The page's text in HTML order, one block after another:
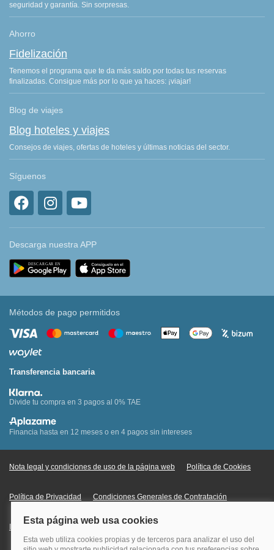
seguridad y garantía. Sin sorpresas.
Ahorro
Fidelización
Tenemos el programa que te da más saldo por todas tus reservas
finalizadas. Consigue más por lo que ya haces: ¡viajar!
Blog de viajes
Blog hoteles y viajes
Consejos de viajes, ofertas de hoteles y últimas noticias del sector.
Síguenos
Descarga nuestra APP
Métodos de pago permitidos
Transferencia bancaria
Divide tu compra en 3 pagos al 0% TAE
Financia hasta en 12 meses o en 4 pagos sin intereses
Nota legal y condiciones de uso de la página web Política de Cookies
Política de Privacidad Condiciones Generales de Contratación
Información Legal sobre Mercados en Línea